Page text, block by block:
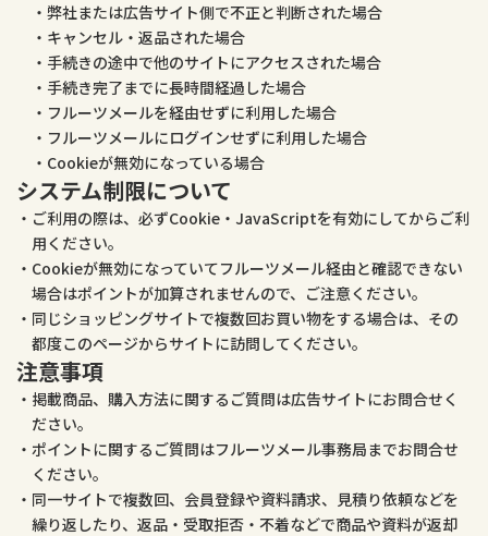
弊社または広告サイト側で不正と判断された場合
キャンセル・返品された場合
手続きの途中で他のサイトにアクセスされた場合
手続き完了までに長時間経過した場合
フルーツメールを経由せずに利用した場合
フルーツメールにログインせずに利用した場合
Cookieが無効になっている場合
システム制限について
ご利用の際は、必ずCookie・JavaScriptを有効にしてからご利
用ください。
Cookieが無効になっていてフルーツメール経由と確認できない
場合はポイントが加算されませんので、ご注意ください。
同じショッピングサイトで複数回お買い物をする場合は、その
都度このページからサイトに訪問してください。
注意事項
掲載商品、購入方法に関するご質問は広告サイトにお問合せく
ださい。
ポイントに関するご質問はフルーツメール事務局までお問合せ
ください。
同一サイトで複数回、会員登録や資料請求、見積り依頼などを
繰り返したり、返品・受取拒否・不着などで商品や資料が返却